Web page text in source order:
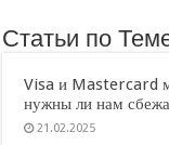
Статьи по
Visa и Mastercard
нужны ли нам
21.02.2025